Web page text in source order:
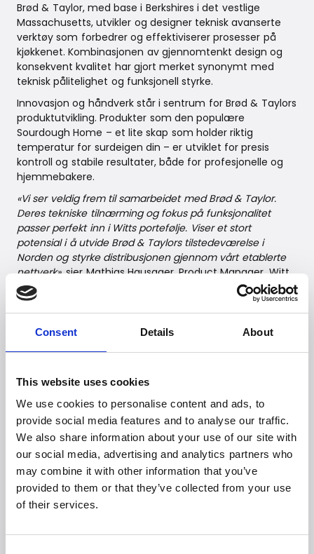
Consent Details About
This website uses cookies
We use cookies to personalise content and ads, to
provide social media features and to analyse our traffic.
We also share information about your use of our site with
our social media, advertising and analytics partners who
may combine it with other information that you’ve
provided to them or that they’ve collected from your use
of their services.
Brød & Taylor, med base i Berkshires i det vestlige
Massachusetts, utvikler og designer teknisk avanserte
verktøy som forbedrer og effektiviserer prosesser på
kjøkkenet. Kombinasjonen av gjennomtenkt design og
konsekvent kvalitet har gjort merket synonymt med
teknisk pålitelighet og funksjonell styrke.
Innovasjon og håndverk står i sentrum for Brød & Taylors
produktutvikling. Produkter som den populære
Sourdough Home – et lite skap som holder riktig
temperatur for surdeigen din – er utviklet for presis
kontroll og stabile resultater, både for profesjonelle og
hjemmebakere.
«Vi ser veldig frem til samarbeidet med Brød & Taylor.
Deres tekniske tilnærming og fokus på funksjonalitet
passer perfekt inn i Witts portefølje. Viser et stort
potensial i å utvide Brød & Taylors tilstedeværelse i
Norden og styrke distribusjonen gjennom vårt etablerte
nettverk»,sier Mathias Hausager, Product Manager, Witt
Denmark A/S.
Taylor og Witt Denmark A/S.
--
For mer informasjon, kontakt:
Witt Denmark A/S
E-post:presse@witt.dk
--